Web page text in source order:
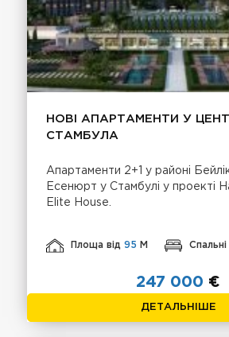
НОВІ АПАРТАМЕНТИ У
СТАМБУЛА
Апартаменти 2+1 у районі
Есенюрт у Стамбулі у проекті
Elite House.
Площа від95 М Спальні
247 000 €
ДЕТАЛЬНІШЕ